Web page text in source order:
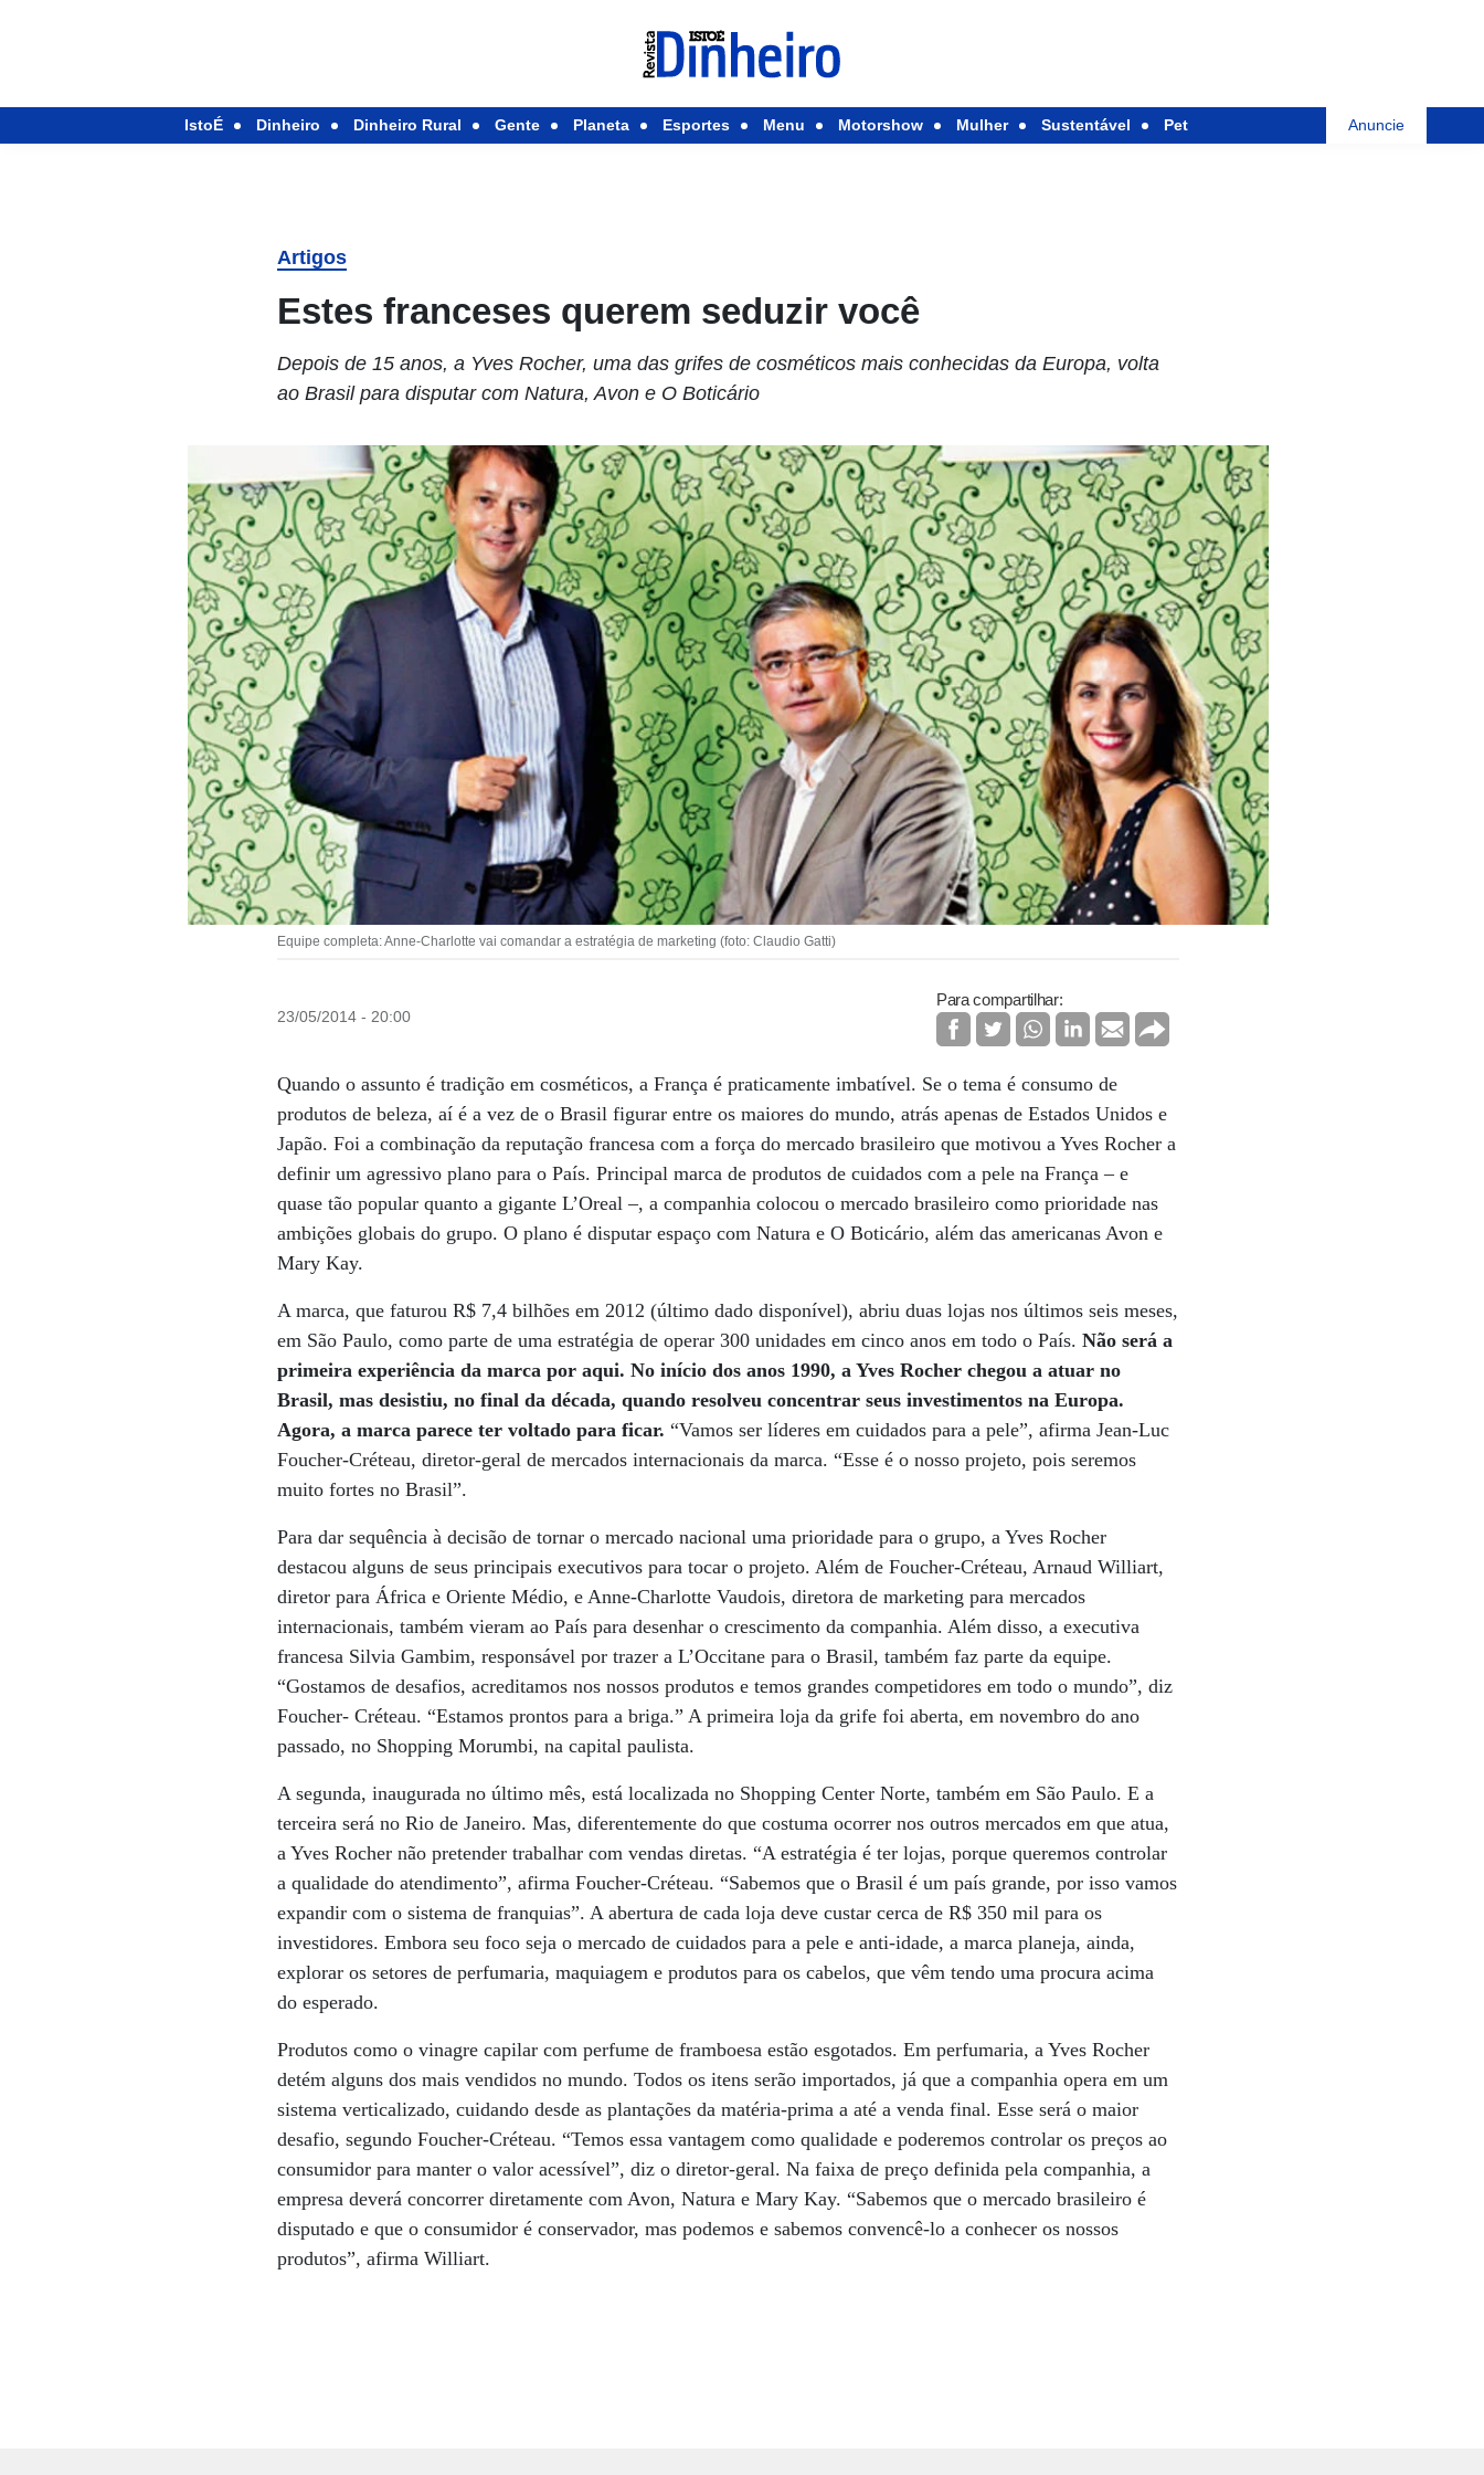
IstoÉ Dinheiro Dinheiro Rural Gente Planeta Esportes Menu Motorshow Mulher Sustentável Pet Anuncie
Artigos
Estes franceses querem seduzir você
Depois de 15 anos, a Yves Rocher, uma das grifes de cosméticos mais conhecidas da Europa, volta
ao Brasil para disputar com Natura, Avon e O Boticário
Equipe completa: Anne-Charlotte vai comandar a estratégia de marketing (foto: Claudio Gatti)
23/05/2014 - 20:00
Para compartilhar:
Quando o assunto é tradição em cosméticos, a França é praticamente imbatível. Se o tema é consumo de
produtos de beleza, aí é a vez de o Brasil figurar entre os maiores do mundo, atrás apenas de Estados Unidos e
Japão. Foi a combinação da reputação francesa com a força do mercado brasileiro que motivou a Yves Rocher a
definir um agressivo plano para o País. Principal marca de produtos de cuidados com a pele na França – e
quase tão popular quanto a gigante L’Oreal –, a companhia colocou o mercado brasileiro como prioridade nas
ambições globais do grupo. O plano é disputar espaço com Natura e O Boticário, além das americanas Avon e
Mary Kay.
A marca, que faturou R$ 7,4 bilhões em 2012 (último dado disponível), abriu duas lojas nos últimos seis meses,
em São Paulo, como parte de uma estratégia de operar 300 unidades em cinco anos em todo o País.Não será a
primeira experiência da marca por aqui. No início dos anos 1990, a Yves Rocher chegou a atuar no
Brasil, mas desistiu, no final da década, quando resolveu concentrar seus investimentos na Europa.
Agora, a marca parece ter voltado para ficar. “Vamos ser líderes em cuidados para a pele”, afirma Jean-Luc
Foucher-Créteau, diretor-geral de mercados internacionais da marca. “Esse é o nosso projeto, pois seremos
muito fortes no Brasil”.
Para dar sequência à decisão de tornar o mercado nacional uma prioridade para o grupo, a Yves Rocher
destacou alguns de seus principais executivos para tocar o projeto. Além de Foucher-Créteau, Arnaud Williart,
diretor para África e Oriente Médio, e Anne-Charlotte Vaudois, diretora de marketing para mercados
internacionais, também vieram ao País para desenhar o crescimento da companhia. Além disso, a executiva
francesa Silvia Gambim, responsável por trazer a L’Occitane para o Brasil, também faz parte da equipe.
“Gostamos de desafios, acreditamos nos nossos produtos e temos grandes competidores em todo o mundo”, diz
Foucher- Créteau. “Estamos prontos para a briga.” A primeira loja da grife foi aberta, em novembro do ano
passado, no Shopping Morumbi, na capital paulista.
A segunda, inaugurada no último mês, está localizada no Shopping Center Norte, também em São Paulo. E a
terceira será no Rio de Janeiro. Mas, diferentemente do que costuma ocorrer nos outros mercados em que atua,
a Yves Rocher não pretender trabalhar com vendas diretas. “A estratégia é ter lojas, porque queremos controlar
a qualidade do atendimento”, afirma Foucher-Créteau. “Sabemos que o Brasil é um país grande, por isso vamos
expandir com o sistema de franquias”. A abertura de cada loja deve custar cerca de R$ 350 mil para os
investidores. Embora seu foco seja o mercado de cuidados para a pele e anti-idade, a marca planeja, ainda,
explorar os setores de perfumaria, maquiagem e produtos para os cabelos, que vêm tendo uma procura acima
do esperado.
Produtos como o vinagre capilar com perfume de framboesa estão esgotados. Em perfumaria, a Yves Rocher
detém alguns dos mais vendidos no mundo. Todos os itens serão importados, já que a companhia opera em um
sistema verticalizado, cuidando desde as plantações da matéria-prima a até a venda final. Esse será o maior
desafio, segundo Foucher-Créteau. “Temos essa vantagem como qualidade e poderemos controlar os preços ao
consumidor para manter o valor acessível”, diz o diretor-geral. Na faixa de preço definida pela companhia, a
empresa deverá concorrer diretamente com Avon, Natura e Mary Kay. “Sabemos que o mercado brasileiro é
disputado e que o consumidor é conservador, mas podemos e sabemos convencê-lo a conhecer os nossos
produtos”, afirma Williart.